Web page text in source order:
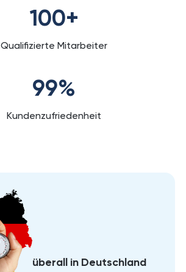
100+
Qualifizierte Mitarbeiter
99%
Kundenzufriedenheit
überall in Deutschland